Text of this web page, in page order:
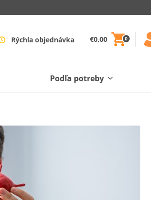
Rýchla objednávka €0,00 0
Podľa potreby